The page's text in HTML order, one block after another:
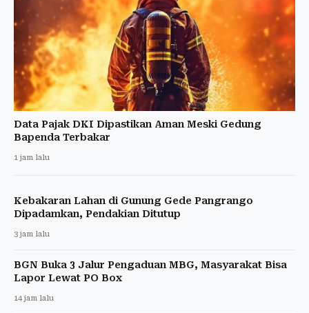
Data Pajak DKI Dipastikan Aman Meski Gedung
Bapenda Terbakar
1 jam lalu
Kebakaran Lahan di Gunung Gede Pangrango
Dipadamkan, Pendakian Ditutup
3 jam lalu
BGN Buka 3 Jalur Pengaduan MBG, Masyarakat Bisa
Lapor Lewat PO Box
14 jam lalu